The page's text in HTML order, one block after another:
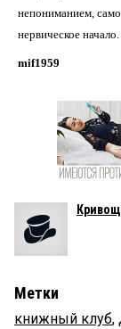
непониманием,
нервическое начало.
mif1959
Метки
книжный клуб,